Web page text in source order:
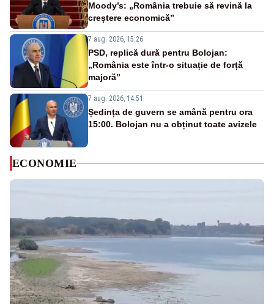
Moody’s: „România trebuie să revină la
creștere economică”
7 aug. 2026, 15:26
PSD, replică dură pentru Bolojan:
„România este într-o situație de forță
majoră”
7 aug. 2026, 14:51
Ședința de guvern se amână pentru ora
15:00. Bolojan nu a obținut toate avizele
ECONOMIE